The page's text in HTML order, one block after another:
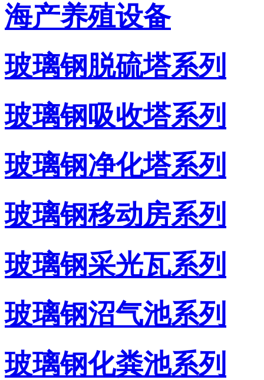
海产养殖设备
玻璃钢脱硫塔系列
玻璃钢吸收塔系列
玻璃钢净化塔系列
玻璃钢移动房系列
玻璃钢采光瓦系列
玻璃钢沼气池系列
玻璃钢化粪池系列